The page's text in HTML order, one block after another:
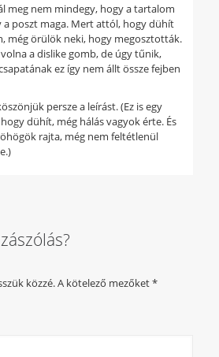
meg nem mindegy, hogy a tartalom
a poszt maga. Mert attól, hogy dühít
még örülök neki, hogy megosztották.
a dislike gomb, de úgy tűnik,
ez így nem állt össze fejben
persze a leírást. (Ez is egy
dühít, még hálás vagyok érte. És
rajta, még nem feltétlenül
közzé.A kötelező mezőket*